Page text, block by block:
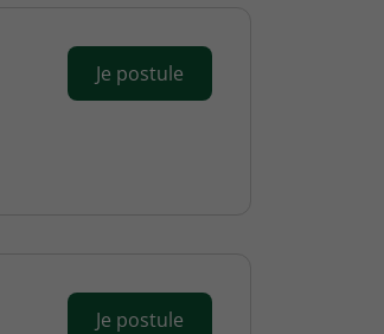
Je postule
Je postule